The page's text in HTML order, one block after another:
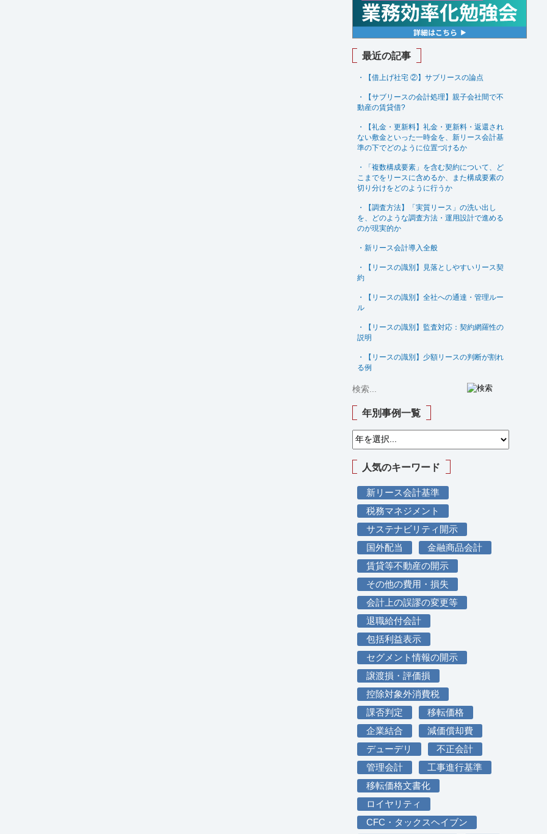
最近の記事
・【借上げ社宅 ②】サブリースの論点
・【サブリースの会計処理】親子会社間で不
動産の賃貸借?
・【礼金・更新料】礼金・更新料・返還され
ない敷金といった一時金を、新リース会計基
準の下でどのように位置づけるか
・「複数構成要素」を含む契約について、ど
こまでをリースに含めるか、また構成要素の
切り分けをどのように行うか
・【調査方法】「実質リース」の洗い出し
を、どのような調査方法・運用設計で進める
のが現実的か
・新リース会計導入全般
・【リースの識別】見落としやすいリース契
約
・【リースの識別】全社への通達・管理ルー
ル
・【リースの識別】監査対応：契約網羅性の
説明
・【リースの識別】少額リースの判断が割れ
る例
年別事例一覧
人気のキーワード
新リース会計基準
税務マネジメント
サステナビリティ開示
国外配当
金融商品会計
賃貸等不動産の開示
その他の費用・損失
会計上の誤謬の変更等
退職給付会計
包括利益表示
セグメント情報の開示
譲渡損・評価損
控除対象外消費税
課否判定
移転価格
企業結合
減価償却費
デューデリ
不正会計
管理会計
工事進行基準
移転価格文書化
ロイヤリティ
CFC・タックスヘイブン